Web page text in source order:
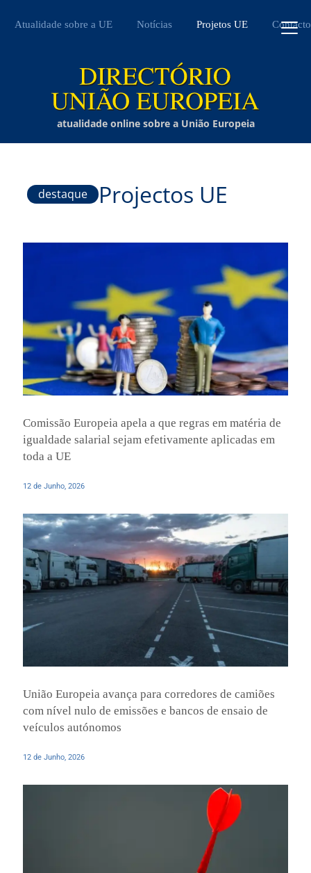
Atualidade sobre a UE Notícias Projetos UE Contacto
atualidade online sobre a União Europeia
destaque Projectos UE
Comissão Europeia apela a que regras em matéria de
igualdade salarial sejam efetivamente aplicadas em
toda a UE
12 de Junho, 2026
União Europeia avança para corredores de camiões
com nível nulo de emissões e bancos de ensaio de
veículos autónomos
12 de Junho, 2026